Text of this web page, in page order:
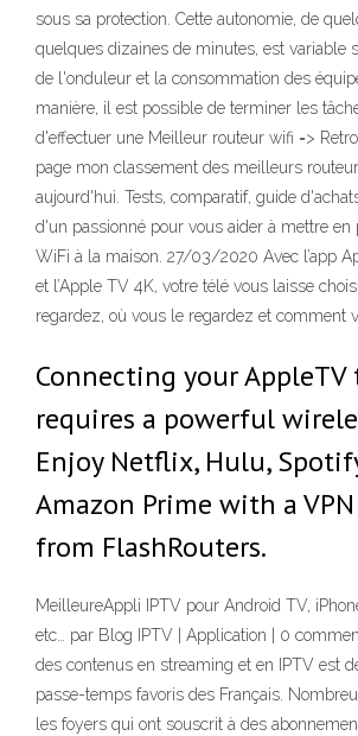
sous sa protection. Cette autonomie, de
quelques dizaines de minutes, est variable
de l'onduleur et la consommation des
manière, il est possible de terminer les
d'effectuer une Meilleur routeur wifi =>
page mon classement des meilleurs
aujourd'hui. Tests, comparatif, guide
d'un passionné pour vous aider à mettre en
WiFi à la maison. 27/03/2020 Avec l’app
et l’Apple TV 4K, votre télé vous laisse
regardez, où vous le regardez et comment
Connecting your AppleTV
requires a powerful
Enjoy Netflix, Hulu,
Amazon Prime with a
from FlashRouters.
MeilleureAppli IPTV pour Android TV,
etc… par Blog IPTV | Application | 0
des contenus en streaming et en IPTV est
passe-temps favoris des Français.
les foyers qui ont souscrit à des